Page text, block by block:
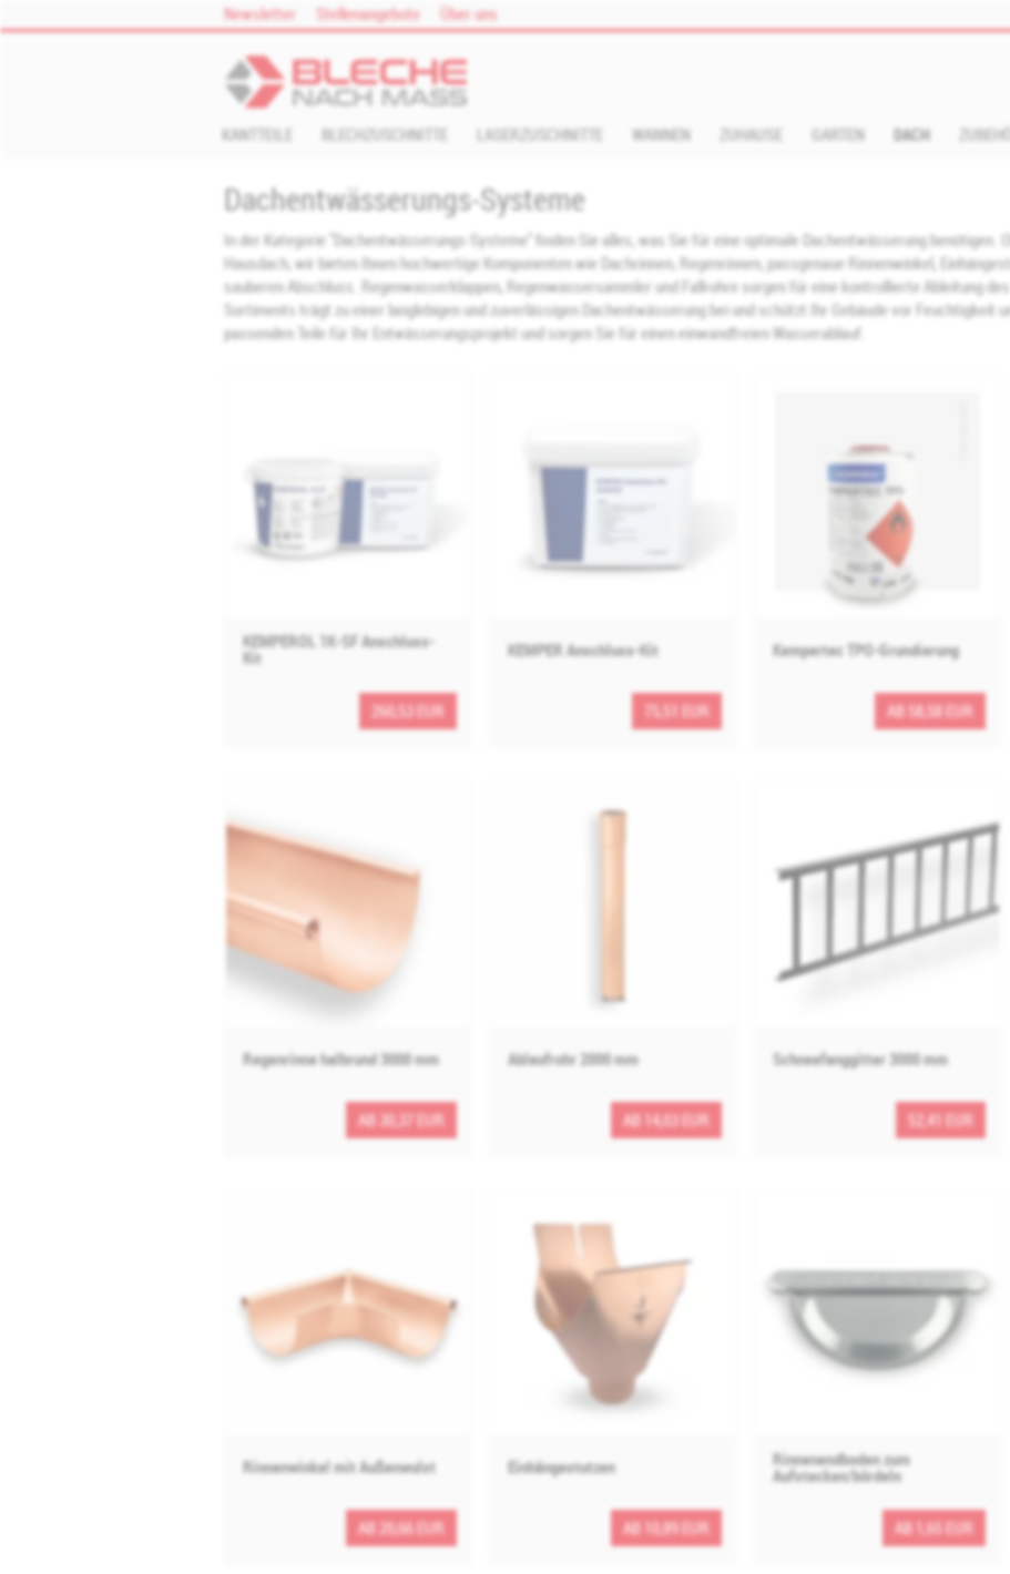
Newsletter Stellenangebote Über uns
KANTTEILE BLECHZUSCHNITTE LASERZUSCHNITTE WANNEN ZUHAUSE GARTEN DACH
Dachentwässerungs-Systeme
In der Kategorie "Dachentwässerungs-Systeme" finden Sie alles, was Sie für eine optimale Dachentwässerung benötigen.
Hausdach, wir bieten Ihnen hochwertige Komponenten wie Dachrinnen, Regenrinnen, passgenaue Rinnenwinkel,
sauberen Abschluss. Regenwasserklappen, Regenwassersammler und Fallrohre sorgen für eine kontrollierte Ableitung
Sortiments trägt zu einer langlebigen und zuverlässigen Dachentwässerung bei und schützt Ihr Gebäude vor Feuchtigkeit
passenden Teile für Ihr Entwässerungsprojekt und sorgen Sie für einen einwandfreien Wasserablauf.
KEMPEROL 1K-SF Anschluss-
Kit
260,53 EUR
KEMPER Anschluss-Kit
75,51 EUR
Kempertec TPO-Grundierung
AB 58,58 EUR
Regenrinne halbrund 3000 mm
AB 30,37 EUR
Ablaufrohr 2000 mm
AB 14,03 EUR
Schneefanggitter 3000 mm
52,41 EUR
Rinnenwinkel mit Außenwulst
AB 20,66 EUR
Einhängestutzen
AB 10,89 EUR
Rinnenendboden zum
Aufstecken/bördeln
AB 1,65 EUR